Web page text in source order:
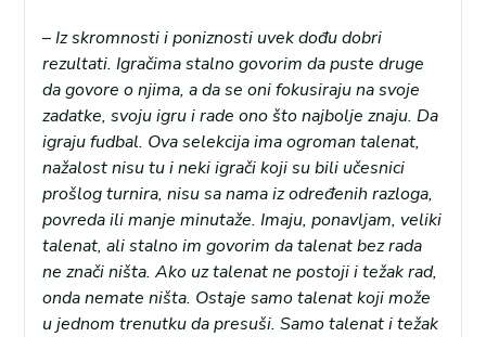
–Iz skromnosti i poniznosti uvek dođu dobri
rezultati. Igračima stalno govorim da puste druge
da govore o njima, a da se oni fokusiraju na svoje
zadatke, svoju igru i rade ono što najbolje znaju. Da
igraju fudbal. Ova selekcija ima ogroman talenat,
nažalost nisu tu i neki igrači koji su bili učesnici
prošlog turnira, nisu sa nama iz određenih razloga,
povreda ili manje minutaže. Imaju, ponavljam, veliki
talenat, ali stalno im govorim da talenat bez rada
ne znači ništa. Ako uz talenat ne postoji i težak rad,
onda nemate ništa. Ostaje samo talenat koji može
u jednom trenutku da presuši. Samo talenat i težak